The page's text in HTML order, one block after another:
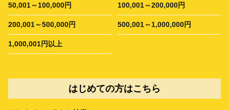
50,001～100,000円 100,001～200,000円
200,001～500,000円 500,001～1,000,000円
1,000,001円以上
はじめての方はこちら